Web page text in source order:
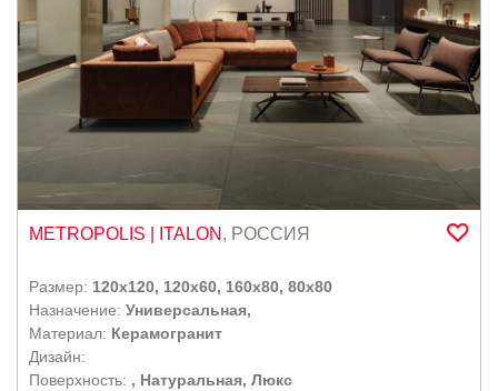
METROPOLIS | ITALON , РОССИЯ
Размер: 120x120, 120x60, 160x80, 80x80
Назначение: Универсальная,
Материал: Керамогранит
Дизайн:
Поверхность: , Натуральная, Люкс